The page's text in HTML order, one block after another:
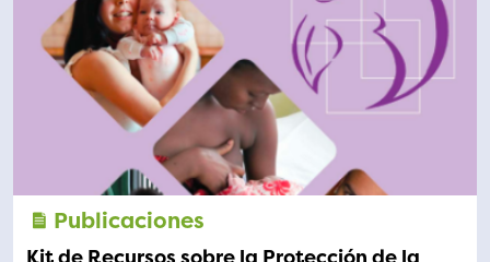
Publicaciones